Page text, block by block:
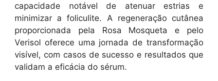
capacidade notável de atenuar estrias e
minimizar a foliculite. A regeneração cutânea
proporcionada pela Rosa Mosqueta e pelo
Verisol oferece uma jornada de transformação
visível, com casos de sucesso e resultados que
validam a eficácia do sérum.